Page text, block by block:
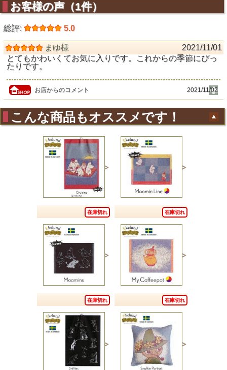
お客様の声（1件）
総評: 5.0
まゆ様
2021/11/01
とてもかわいくてお気に入りです。これからの季節にぴっ
たりです。
お店からのコメント 2021/11/02
こんな商品もオススメです！
在庫切れ 在庫切れ
在庫切れ 在庫切れ